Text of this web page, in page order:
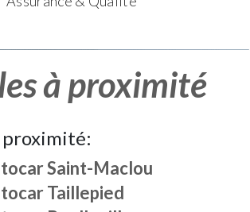
à proximité
proximité:
Saint-Maclou
Taillepied